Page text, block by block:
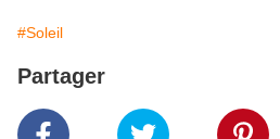
#Soleil
Partager